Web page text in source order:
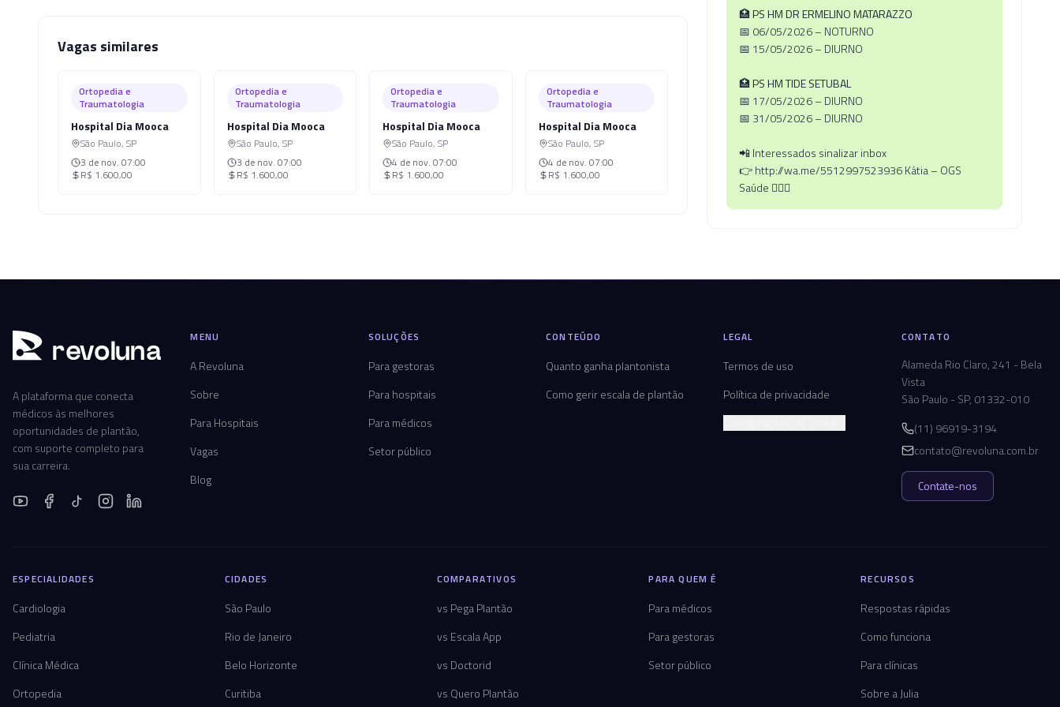
Vagas similares
Ortopedia e
Traumatologia
Hospital Dia Mooca
São Paulo, SP
3 de nov. 07:00
R$ 1.600,00
Ortopedia e
Traumatologia
Hospital Dia Mooca
São Paulo, SP
3 de nov. 07:00
R$ 1.600,00
Ortopedia e
Traumatologia
Hospital Dia Mooca
São Paulo, SP
4 de nov. 07:00
R$ 1.600,00
Ortopedia e
Traumatologia
Hospital Dia Mooca
São Paulo, SP
4 de nov. 07:00
R$ 1.600,00
🏥 PS HM DR ERMELINO MATARAZZO
📅 06/05/2026 – NOTURNO
📅 15/05/2026 – DIURNO
🏥 PS HM TIDE SETUBAL
📅 17/05/2026 – DIURNO
📅 31/05/2026 – DIURNO
📲 Interessados sinalizar inbox
👉 http://wa.me/5512997523936 Kátia – OGS
Saúde 🧏🏼‍♀️
revoluna
A plataforma que conecta
médicos às melhores
oportunidades de plantão,
com suporte completo para
sua carreira.
MENU
A Revoluna
Sobre
Para Hospitais
Vagas
Blog
SOLUÇÕES
Para gestoras
Para hospitais
Para médicos
Setor público
CONTEÚDO
Quanto ganha plantonista
Como gerir escala de plantão
LEGAL
Termos de uso
Política de privacidade
CONTATO
Alameda Rio Claro, 241 - Bela
Vista
São Paulo - SP, 01332-010
(11) 96919-3194
contato@revoluna.com.br
Contate-nos
ESPECIALIDADES
Cardiologia
Pediatria
Clínica Médica
Ortopedia
CIDADES
São Paulo
Rio de Janeiro
Belo Horizonte
Curitiba
COMPARATIVOS
vs Pega Plantão
vs Escala App
vs Doctorid
vs Quero Plantão
PARA QUEM É
Para médicos
Para gestoras
Setor público
RECURSOS
Respostas rápidas
Como funciona
Para clínicas
Sobre a Julia